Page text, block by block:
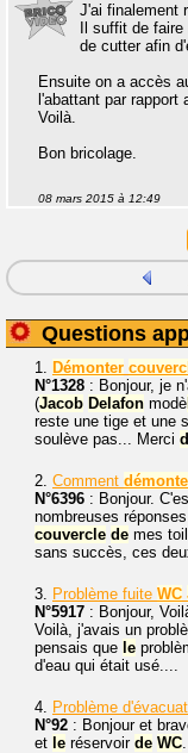
J'ai finalement
Il suffit de
de cutter afin
Ensuite on a accès
l'abattant par rapport
Voilà.
Bon bricolage.
08 mars 2015 à 12:49
Questions
1. Démonter
N°1328 : Bonjour, je
(Jacob Delafon modè
reste une tige et une
soulève pas... Merci
2. Comment
N°6396 : Bonjour.
nombreuses
couvercle de mes
sans succès, ces
3. Problème fuite WC
N°5917 : Bonjour,
Voilà, j'avais un
pensais que le
d'eau qui était usé....
4. Problème
N°92 : Bonjour et
et le réservoir de WC